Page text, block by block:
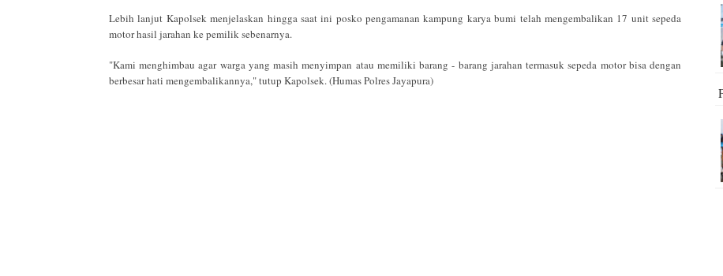
Lebih lanjut Kapolsek menjelaskan hingga saat ini posko pengamanan kampung karya bumi telah mengembalikan 17 unit sepeda
motor hasil jarahan ke pemilik sebenarnya.
"Kami menghimbau agar warga yang masih menyimpan atau memiliki barang - barang jarahan termasuk sepeda motor bisa dengan
berbesar hati mengembalikannya," tutup Kapolsek. (Humas Polres Jayapura)